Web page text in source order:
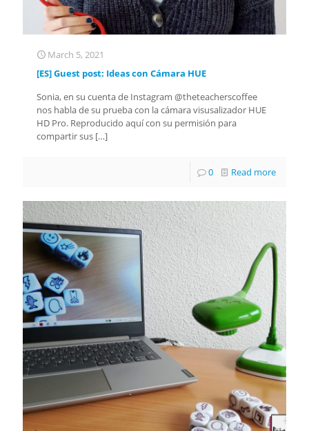
March 5, 2021
[ES] Guest post: Ideas con Cámara HUE
Sonia, en su cuenta de Instagram @theteacherscoffee
nos habla de su prueba con la cámara visusalizador HUE
HD Pro. Reproducido aquí con su permisión para
compartir sus […]
0 Read more